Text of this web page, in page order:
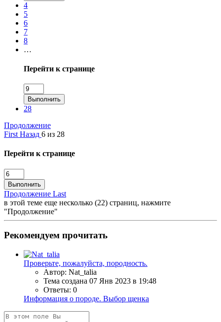
4
5
6
7
8
…
Перейти к странице
Выполнить
28
Продолжение
First Назад 6 из 28
Перейти к странице
Выполнить
Продолжение Last
в этой теме еще несколько (22) страниц, нажмите
"Продолжение"
Рекомендуем прочитать
Проверьте, пожалуйста, породность.
Автор: Nat_talia
Тема создана 07 Янв 2023 в 19:48
Ответы: 0
Информация о породе. Выбор щенка